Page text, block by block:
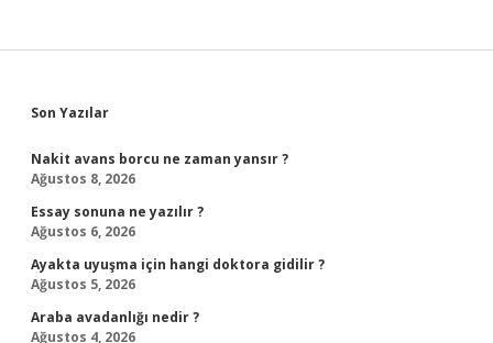
Sidebar
Son Yazılar
Nakit avans borcu ne zaman yansır ?
Ağustos 8, 2026
Essay sonuna ne yazılır ?
Ağustos 6, 2026
Ayakta uyuşma için hangi doktora gidilir ?
Ağustos 5, 2026
Araba avadanlığı nedir ?
Ağustos 4, 2026